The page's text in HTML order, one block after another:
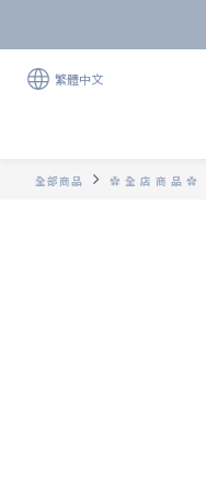
繁體中文
全部商品 ✿ 全 店 商 品 ✿